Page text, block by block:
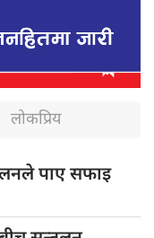
लोकप्रिय
पाए सफाइ